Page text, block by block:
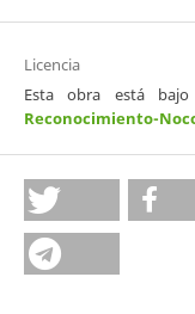
Licencia
Esta obra está
Reconocimiento-